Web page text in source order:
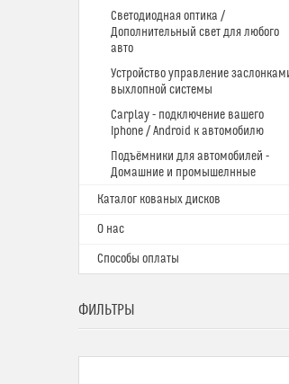
Светодиодная оптика /
Дополнительный свет для любого
авто
Устройство управление
выхлопной системы
Carplay - подключение вашего
Iphone / Android к автомобилю
Подъёмники для автомобилей -
Домашние и промышелнные
Каталог кованых дисков
О нас
Способы оплаты
ФИЛЬТРЫ